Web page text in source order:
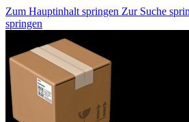
Zum Hauptinhalt springen Zur Suche
springen